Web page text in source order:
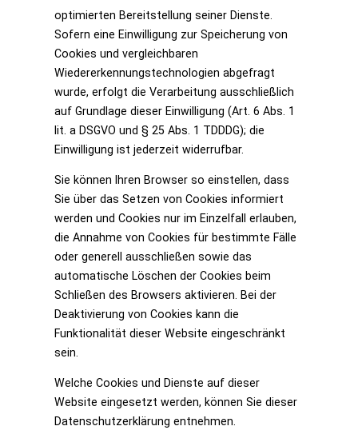
optimierten Bereitstellung seiner Dienste.
Sofern eine Einwilligung zur Speicherung von
Cookies und vergleichbaren
Wiedererkennungstechnologien abgefragt
wurde, erfolgt die Verarbeitung ausschließlich
auf Grundlage dieser Einwilligung (Art. 6 Abs. 1
lit. a DSGVO und § 25 Abs. 1 TDDDG); die
Einwilligung ist jederzeit widerrufbar.
Sie können Ihren Browser so einstellen, dass
Sie über das Setzen von Cookies informiert
werden und Cookies nur im Einzelfall erlauben,
die Annahme von Cookies für bestimmte Fälle
oder generell ausschließen sowie das
automatische Löschen der Cookies beim
Schließen des Browsers aktivieren. Bei der
Deaktivierung von Cookies kann die
Funktionalität dieser Website eingeschränkt
sein.
Welche Cookies und Dienste auf dieser
Website eingesetzt werden, können Sie dieser
Datenschutzerklärung entnehmen.